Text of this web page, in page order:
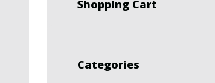
Shopping Cart
Categories